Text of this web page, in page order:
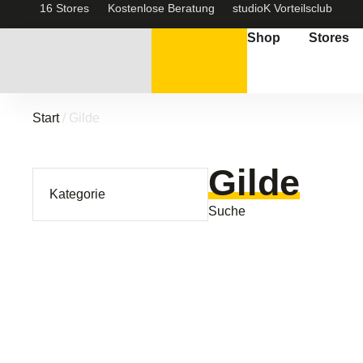
16 Stores Kostenlose Beratung studioK Vorteilsclub
Shop Stores
Start/ Gilde
Kategorie Gilde
Suche